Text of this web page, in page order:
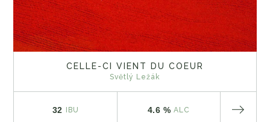
CELLE-CI VIENT DU COEUR
Světlý Ležák
32 IBU 4.6 % ALC